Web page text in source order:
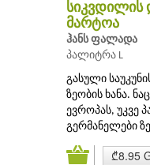
მარტოა
ჰანს ფალადა
პალიტრა L
გასული
ზეობის ხანა.
ევროპას, უკვე
გერმანელები
₾8.95